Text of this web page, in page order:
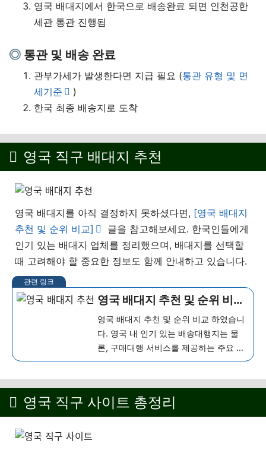
영국 배대지에서 한국으로 배송완료 되면 인천공한
세관 통관 진행됨
통관 및 배송 완료
관부가세가 발생한다면 지급 필요 (통관 유형 및 면
세기준
)
한국 최종 배송지로 도착
영국 직구 배대지 추천
영국 배대지를 아직 결정하지 못하셨다면, [영국 배대지
추천 및 순위 비교]
글을 참고해보세요. 한국인들에게
인기 있는 배대지 업체를 정리했으며, 배대지를 선택할
때 고려해야 할 중요한 정보도 함께 안내하고 있습니다.
영국 배대지 추천 및 순위 비교
(구매대행, 배송대행지)
영국 배대지 추천 및 순위 비교 하였습니
다. 영국 내 인기 있는 배송대행지는 물
론, 구매대행 서비스를 제공하는 주요 업
체에 대한 상세 정보를 함께 확인하실 수
고해보세요. 영국 배대지 추천 요약 영국
배대지란? 영국 배대지는 영...
영국 직구 사이트 총정리